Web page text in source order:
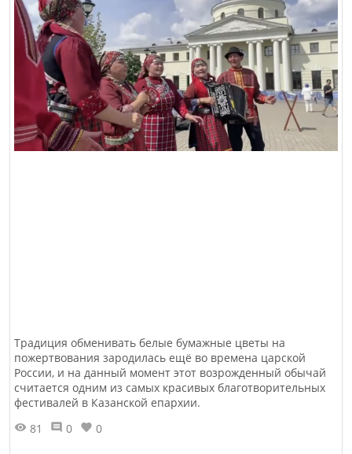
Традиция обменивать белые бумажные цветы на
пожертвования зародилась ещё во времена царской
России, и на данный момент этот возрожденный обычай
считается одним из самых красивых благотворительных
фестивалей в Казанской епархии.
81
0 0